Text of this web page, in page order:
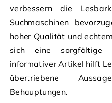
verbessern die
Suchmaschinen
hoher Qualität und
sich eine sorgfältige
informativer Artikel hilft
übertriebene
Behauptungen.